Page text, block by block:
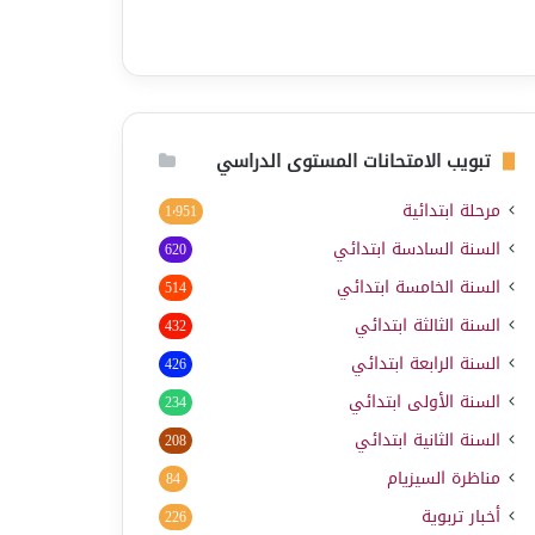
تبويب الامتحانات المستوى الدراسي
مرحلة ابتدائية 1٬951
السنة السادسة ابتدائي 620
السنة الخامسة ابتدائي 514
السنة الثالثة ابتدائي 432
السنة الرابعة ابتدائي 426
السنة الأولى ابتدائي 234
السنة الثانية ابتدائي 208
مناظرة السيزيام 84
أخبار تربوية 226